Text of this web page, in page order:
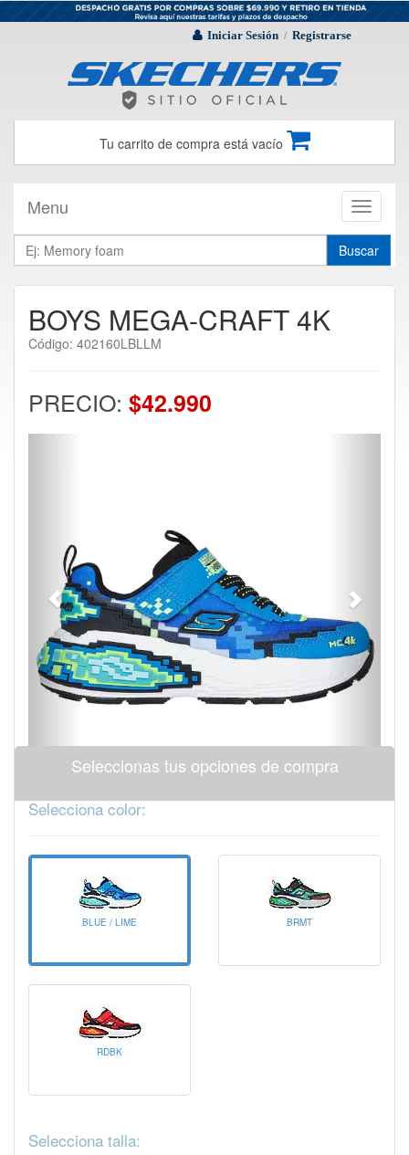
Iniciar Sesión / Registrarse
Tu carrito de compra está vacío
Toggle
Menu
Buscar
BOYS MEGA-CRAFT 4K
Código: 402160LBLLM
PRECIO: $42.990
Seleccionas tus opciones de compra
Selecciona color:
BLUE / LIME BRMT
RDBK
Selecciona talla: